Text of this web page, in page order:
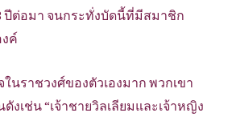
ปีต่อมา จนกระทั่งบัดนี้ที่มีสมาชิก
ค์
นราชวงศ์ของตัวเองมาก พวกเขา
งเช่น “เจ้าชายวิลเลียมและเจ้าหญิง